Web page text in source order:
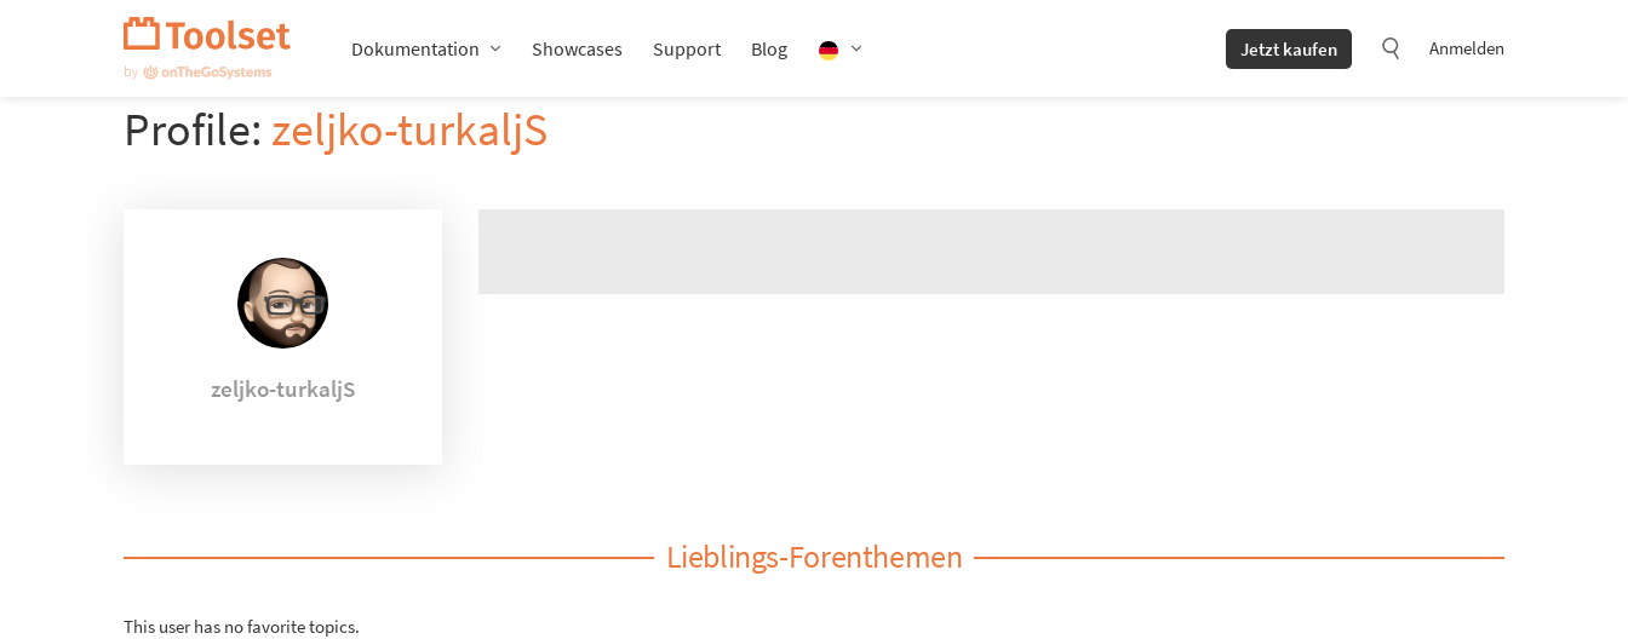
Dokumentation Showcases Support Blog Jetzt kaufen Anmelden
Profile: zeljko-turkaljS
zeljko-turkaljS
Lieblings-Forenthemen
This user has no favorite topics.